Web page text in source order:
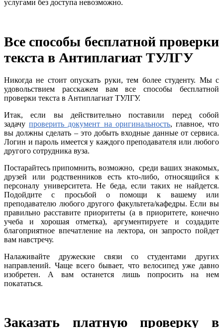
услугами без доступа невозможно.
Все способы бесплатной проверки
текста в Антиплагиат ТУЛГУ
Никогда не стоит опускать руки, тем более студенту. Мы с
удовольствием расскажем вам все способы бесплатной
проверки текста в Антиплагиат ТУЛГУ.
Итак, если вы действительно поставили перед собой
задачупроверить документ на оригинальность, главное, что
вы должны сделать – это добыть входные данные от сервиса.
Логин и пароль имеется у каждого преподавателя или любого
другого сотрудника вуза.
Постарайтесь припомнить, возможно, среди ваших знакомых,
друзей или родственников есть кто-либо, относящийся к
персоналу университета. Не беда, если таких не найдется.
Подойдите с просьбой о помощи к вашему или
преподавателю любого другого факультета/кафедры. Если вы
правильно расставите приоритеты (а в приоритете, конечно
учеба и хорошая отметка), аргументируете и создадите
благоприятное впечатление на лектора, он запросто пойдет
вам навстречу.
Налаживайте дружеские связи со студентами других
направлений. Чаще всего бывает, что велосипед уже давно
изобретен. А вам останется лишь попросить на нем
покататься.
Заказать платную проверку в